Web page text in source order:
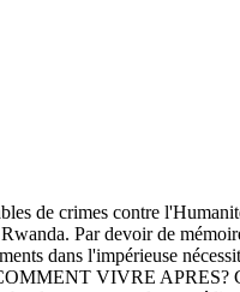
de crimes contre
Par devoir de
dans l'impérieuse
VIVRE APRES?